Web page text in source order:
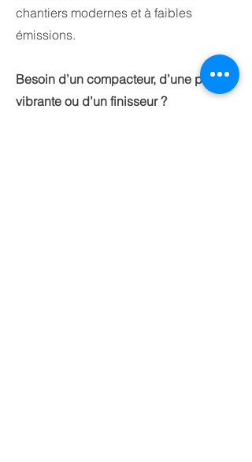
chantiers modernes et à faibles
émissions.
Besoin d’un compacteur, d’une plaque
vibrante ou d’un finisseur ?